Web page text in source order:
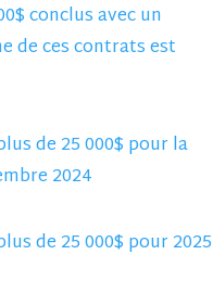
conclus avec un
de ces contrats est
de 25 000$ pour la
2024
de 25 000$ pour 2025